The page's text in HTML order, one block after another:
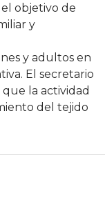
objetivo de
y
y adultos en
El secretario
la actividad
del tejido